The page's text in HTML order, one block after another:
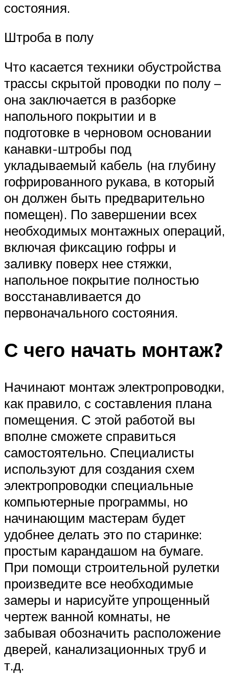
состояния.
Штроба в полу
Что касается техники обустройства
трассы скрытой проводки по полу –
она заключается в разборке
напольного покрытии и в
подготовке в черновом основании
канавки-штробы под
укладываемый кабель (на глубину
гофрированного рукава, в который
он должен быть предварительно
помещен). По завершении всех
необходимых монтажных операций,
включая фиксацию гофры и
заливку поверх нее стяжки,
напольное покрытие полностью
восстанавливается до
первоначального состояния.
С чего начать монтаж?
Начинают монтаж электропроводки,
как правило, с составления плана
помещения. С этой работой вы
вполне сможете справиться
самостоятельно. Специалисты
используют для создания схем
электропроводки специальные
компьютерные программы, но
начинающим мастерам будет
удобнее делать это по старинке:
простым карандашом на бумаге.
При помощи строительной рулетки
произведите все необходимые
замеры и нарисуйте упрощенный
чертеж ванной комнаты, не
забывая обозначить расположение
дверей, канализационных труб и
т.д.